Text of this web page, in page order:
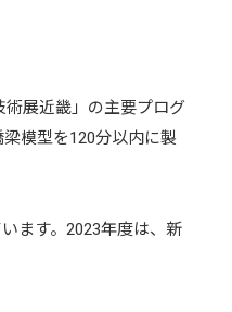
展近畿」の主要プログ
模型を120分以内に製
ます。2023年度は、新